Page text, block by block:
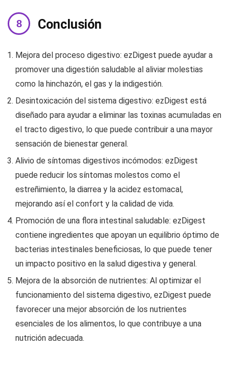
Conclusión
Mejora del proceso digestivo: ezDigest puede ayudar a
promover una digestión saludable al aliviar molestias
como la hinchazón, el gas y la indigestión.
Desintoxicación del sistema digestivo: ezDigest está
diseñado para ayudar a eliminar las toxinas acumuladas en
el tracto digestivo, lo que puede contribuir a una mayor
sensación de bienestar general.
Alivio de síntomas digestivos incómodos: ezDigest
puede reducir los síntomas molestos como el
estreñimiento, la diarrea y la acidez estomacal,
mejorando así el confort y la calidad de vida.
Promoción de una flora intestinal saludable: ezDigest
contiene ingredientes que apoyan un equilibrio óptimo de
bacterias intestinales beneficiosas, lo que puede tener
un impacto positivo en la salud digestiva y general.
Mejora de la absorción de nutrientes: Al optimizar el
funcionamiento del sistema digestivo, ezDigest puede
favorecer una mejor absorción de los nutrientes
esenciales de los alimentos, lo que contribuye a una
nutrición adecuada.